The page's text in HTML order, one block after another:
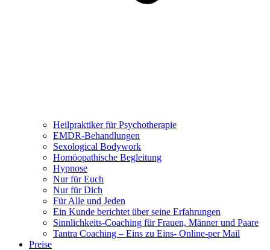
Heilpraktiker für Psychotherapie
EMDR-Behandlungen
Sexological Bodywork
Homöopathische Begleitung
Hypnose
Nur für Euch
Nur für Dich
Für Alle und Jeden
Ein Kunde berichtet über seine Erfahrungen
Sinnlichkeits-Coaching für Frauen, Männer und Paare
Tantra Coaching – Eins zu Eins- Online-per Mail
Preise